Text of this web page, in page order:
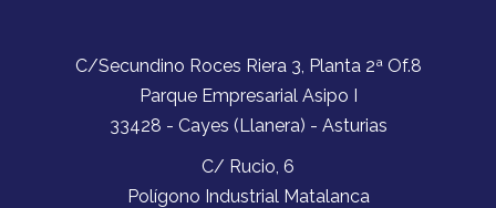
C/Secundino Roces Riera 3, Planta 2ª Of.8
Parque Empresarial Asipo I
33428 - Cayes (Llanera) - Asturias
C/ Rucio, 6
Polígono Industrial Matalanca